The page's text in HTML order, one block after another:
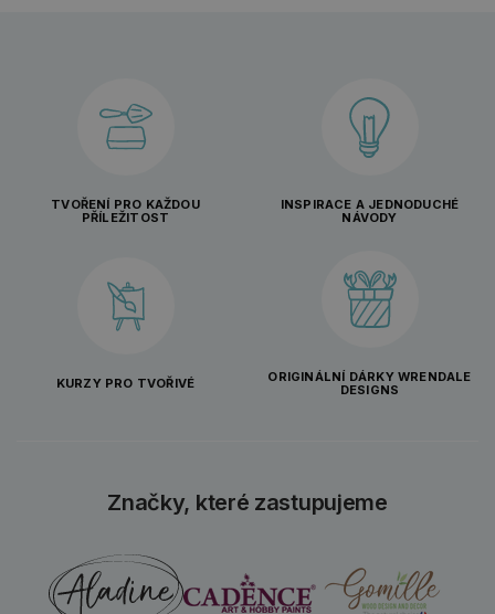
TVOŘENÍ PRO KAŽDOU
PŘÍLEŽITOST
INSPIRACE A JEDNODUCHÉ
NÁVODY
KURZY PRO TVOŘIVÉ
ORIGINÁLNÍ DÁRKY WRENDALE
DESIGNS
Značky, které zastupujeme